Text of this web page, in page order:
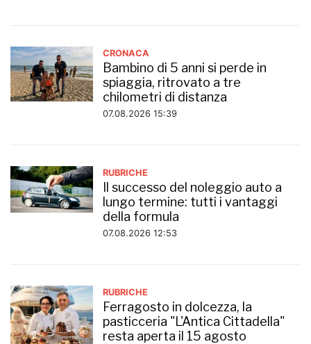
CRONACA
Bambino di 5 anni si perde in
spiaggia, ritrovato a tre
chilometri di distanza
07.08.2026 15:39
RUBRICHE
Il successo del noleggio auto a
lungo termine: tutti i vantaggi
della formula
07.08.2026 12:53
RUBRICHE
Ferragosto in dolcezza, la
pasticceria "L'Antica Cittadella"
resta aperta il 15 agosto